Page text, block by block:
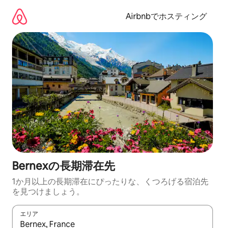
Airbnbでホスティング
Bernexの長期滞在先
1か月以上の長期滞在にぴったりな、くつろげる宿泊先
を見つけましょう。
エリア
検索結果が表示されたら、上下の矢印キーを使って移動するか